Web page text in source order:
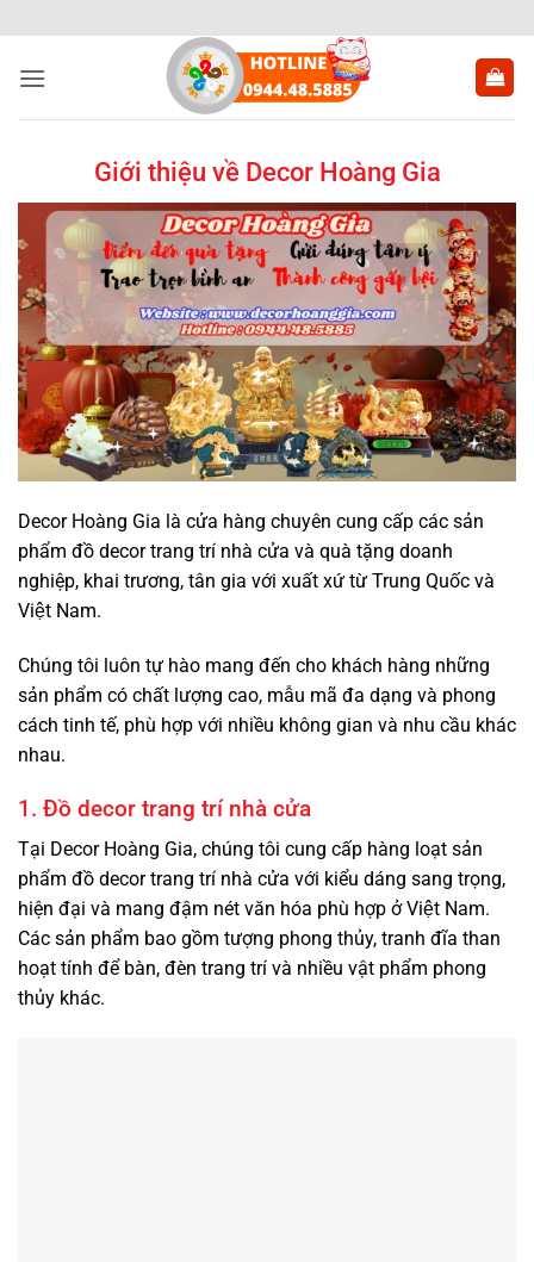
qua
nội
Giới thiệu về Decor Hoàng Gia
Decor Hoàng Gia là cửa hàng chuyên cung cấp các sản
phẩm đồ decor trang trí nhà cửa và quà tặng doanh
nghiệp, khai trương, tân gia với xuất xứ từ Trung Quốc và
Việt Nam.
Chúng tôi luôn tự hào mang đến cho khách hàng những
sản phẩm có chất lượng cao, mẫu mã đa dạng và phong
cách tinh tế, phù hợp với nhiều không gian và nhu cầu khác
nhau.
1. Đồ decor trang trí nhà cửa
Tại Decor Hoàng Gia, chúng tôi cung cấp hàng loạt sản
phẩm đồ decor trang trí nhà cửa với kiểu dáng sang trọng,
hiện đại và mang đậm nét văn hóa phù hợp ở Việt Nam.
Các sản phẩm bao gồm tượng phong thủy, tranh đĩa than
hoạt tính để bàn, đèn trang trí và nhiều vật phẩm phong
thủy khác.